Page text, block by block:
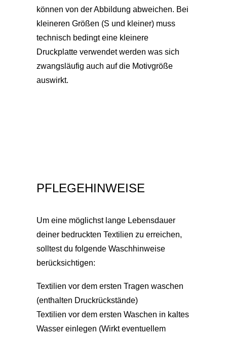
können von der Abbildung abweichen. Bei
kleineren Größen (S und kleiner) muss
technisch bedingt eine kleinere
Druckplatte verwendet werden was sich
zwangsläufig auch auf die Motivgröße
auswirkt.
PFLEGEHINWEISE
Um eine möglichst lange Lebensdauer
deiner bedruckten Textilien zu erreichen,
solltest du folgende Waschhinweise
berücksichtigen:
Textilien vor dem ersten Tragen waschen
(enthalten Druckrückstände)
Textilien vor dem ersten Waschen in kaltes
Wasser einlegen (Wirkt eventuellem